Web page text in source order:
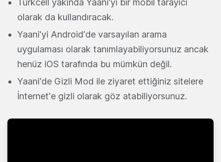
olarak da kullandıracak.
Yaani'yi Android'de varsayılan arama
uygulaması olarak tanımlayabiliyorsunuz ancak
henüz iOS tarafında bu mümkün değil.
Yaani'de Gizli Mod ile ziyaret ettiğiniz sitelere
İnternet'e gizli olarak göz atabiliyorsunuz.